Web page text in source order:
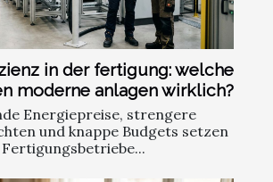
in der fertigung: welche
moderne anlagen wirklich?
Energiepreise, strengere
und knappe Budgets setzen
Fertigungsbetriebe...